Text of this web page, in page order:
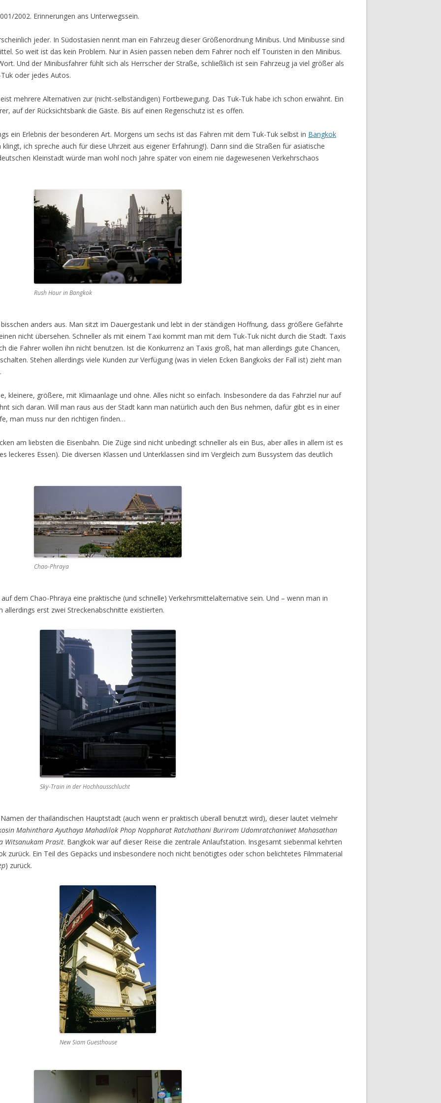
2002. Erinnerungen ans Unterwegssein.
jeder. In Südostasien nennt man ein Fahrzeug dieser Größenordnung Minibus. Und Minibusse sind
So weit ist das kein Problem. Nur in Asien passen neben dem Fahrer noch elf Touristen in den Minibus.
Und der Minibusfahrer fühlt sich als Herrscher der Straße, schließlich ist sein Fahrzeug ja viel größer als
oder jedes Autos.
mehrere Alternativen zur (nicht-selbständigen) Fortbewegung. Das Tuk-Tuk habe ich schon erwähnt. Ein
auf der Rücksichtsbank die Gäste. Bis auf einen Regenschutz ist es offen.
ein Erlebnis der besonderen Art. Morgens um sechs ist das Fahren mit dem Tuk-Tuk selbst in Bangkok
ich spreche auch für diese Uhrzeit aus eigener Erfahrung!). Dann sind die Straßen für asiatische
Kleinstadt würde man wohl noch Jahre später von einem nie dagewesenen Verkehrschaos
Rush Hour in Bangkok
anders aus. Man sitzt im Dauergestank und lebt in der ständigen Hoffnung, dass größere Gefährte
nicht übersehen. Schneller als mit einem Taxi kommt man mit dem Tuk-Tuk nicht durch die Stadt. Taxis
die Fahrer wollen ihn nicht benutzen. Ist die Konkurrenz an Taxis groß, hat man allerdings gute Chancen,
Stehen allerdings viele Kunden zur Verfügung (was in vielen Ecken Bangkoks der Fall ist) zieht man
kleinere, größere, mit Klimaanlage und ohne. Alles nicht so einfach. Insbesondere da das Fahrziel nur auf
sich daran. Will man raus aus der Stadt kann man natürlich auch den Bus nehmen, dafür gibt es in einer
man muss nur den richtigen finden…
am liebsten die Eisenbahn. Die Züge sind nicht unbedingt schneller als ein Bus, aber alles in allem ist es
leckeres Essen). Die diversen Klassen und Unterklassen sind im Vergleich zum Bussystem das deutlich
Chao-Phraya
dem Chao-Phraya eine praktische (und schnelle) Verkehrsmittelalternative sein. Und – wenn man in
allerdings erst zwei Streckenabschnitte existierten.
Sky-Train in der Hochhausschlucht
der thailändischen Hauptstadt (auch wenn er praktisch überall benutzt wird), dieser lautet vielmehr
Mahinthara Ayuthaya Mahadilok Phop Noppharat Ratchathani Burirom Udomratchaniwet Mahasathan
Witsanukam Prasit. Bangkok war auf dieser Reise die zentrale Anlaufstation. Insgesamt siebenmal kehrten
zurück. Ein Teil des Gepäcks und insbesondere noch nicht benötigtes oder schon belichtetes Filmmaterial
) zurück.
New Siam Guesthouse